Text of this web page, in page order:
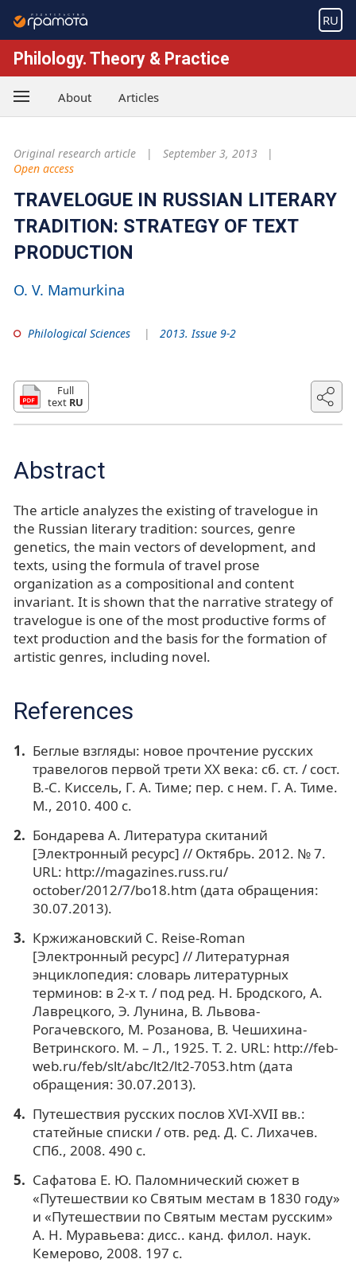
RU
Philology. Theory & Practice
About Articles
Original research article
September 3, 2013
Open access
TRAVELOGUE IN RUSSIAN LITERARY
TRADITION: STRATEGY OF TEXT
PRODUCTION
O. V. Mamurkina
Philological Sciences 2013. Issue 9-2
Full
text RU
Abstract
The article analyzes the existing of travelogue in
the Russian literary tradition: sources, genre
genetics, the main vectors of development, and
texts, using the formula of travel prose
organization as a compositional and content
invariant. It is shown that the narrative strategy of
travelogue is one of the most productive forms of
text production and the basis for the formation of
artistic genres, including novel.
References
Беглые взгляды: новое прочтение русских
травелогов первой трети XX века: сб. ст. / сост.
В.-С. Киссель, Г. А. Тиме; пер. с нем. Г. А. Тиме.
М., 2010. 400 с.
Бондарева А. Литература скитаний
[Электронный ресурс] // Октябрь. 2012. № 7.
URL: http://magazines.russ.ru/
october/2012/7/bo18.htm (дата обращения:
30.07.2013).
Кржижановский С. Reise-Roman
[Электронный ресурс] // Литературная
энциклопедия: словарь литературных
терминов: в 2-х т. / под ред. Н. Бродского, А.
Лаврецкого, Э. Лунина, В. Львова-
Рогачевского, М. Розанова, В. Чешихина-
Ветринского. М. – Л., 1925. Т. 2. URL: http://feb-
web.ru/feb/slt/abc/lt2/lt2-7053.htm (дата
обращения: 30.07.2013).
Путешествия русских послов XVI-XVII вв.:
статейные списки / отв. ред. Д. С. Лихачев.
СПб., 2008. 490 с.
Сафатова Е. Ю. Паломнический сюжет в
«Путешествии ко Святым местам в 1830 году»
и «Путешествии по Святым местам русским»
А. Н. Муравьева: дисс.. канд. филол. наук.
Кемерово, 2008. 197 с.